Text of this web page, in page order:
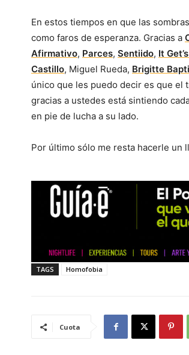
En estos tiempos en que las
como faros de esperanza. Gracias a
Afirmativo, Parces, Sentiido, It
Castillo, Miguel Rueda, Brigitte
único que les puedo decir es que el
gracias a ustedes está sintiendo
en pie de lucha a su lado.
Por último sólo me resta hacerle un
TAGS Homofobia
Cuota